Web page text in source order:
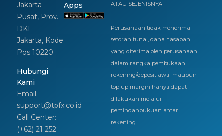
Jakarta
Pusat, Prov.
DKI
Jakarta, Kode
Pos 10220
Hubungi
Kami
Email:
support@tpfx.co.id
Call Center:
(+62) 21 252
Apps
ATAU SEJENISNYA
Perusahaan tidak menerima
setoran tunai, dana nasabah
yang diterima oleh perusahaan
dalam rangka pembukaan
rekening/deposit awal maupun
top up margin hanya dapat
dilakukan melalui
pemindahbukuan antar
rekening.